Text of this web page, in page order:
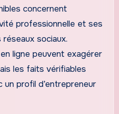
concernent
professionnelle et ses
sociaux.
ligne peuvent exagérer
les faits vérifiables
profil d’entrepreneur